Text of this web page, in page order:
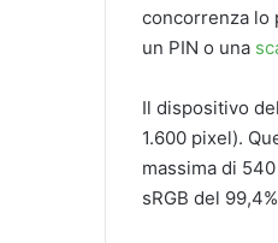
concorrenza lo
un PIN o una
Il dispositivo
1.600 pixel).
massima di
sRGB del